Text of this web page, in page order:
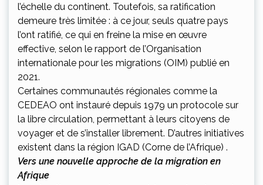
l’échelle du continent. Toutefois, sa ratification
demeure très limitée : à ce jour, seuls quatre pays
l’ont ratifié, ce qui en freine la mise en œuvre
effective, selon le rapport de l’Organisation
internationale pour les migrations (OIM) publié en
2021.
Certaines communautés régionales comme la
CEDEAO ont instauré depuis 1979 un protocole sur
la libre circulation, permettant à leurs citoyens de
voyager et de s’installer librement. D’autres initiatives
existent dans la région IGAD (Corne de l’Afrique) .
Vers une nouvelle approche de la migration en
Afrique